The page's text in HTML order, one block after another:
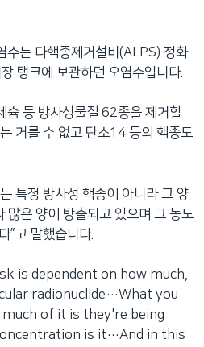
수는 다핵종제거설비(ALPS) 정화
탱크에 보관하던 오염수입니다.
슘 등 방사성물질 62종을 제거할
거를 수 없고 탄소14 등의 핵종도
특정 방사성 핵종이 아니라 그 양
많은 양이 방출되고 있으며 그 농도
”고 말했습니다.
is dependent on how much,
radionuclide…What you
of it is they're being
is it…And in this